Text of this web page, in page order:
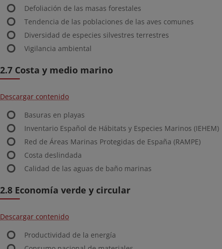
Defoliación de las masas forestales
Tendencia de las poblaciones de las aves comunes
Diversidad de especies silvestres terrestres
Vigilancia ambiental
2.7 Costa y medio marino
Descargar contenido
Basuras en playas
Inventario Español de Hábitats y Especies Marinos (IEHEM)
Red de Áreas Marinas Protegidas de España (RAMPE)
Costa deslindada
Calidad de las aguas de baño marinas
2.8 Economía verde y circular
Descargar contenido
Productividad de la energía